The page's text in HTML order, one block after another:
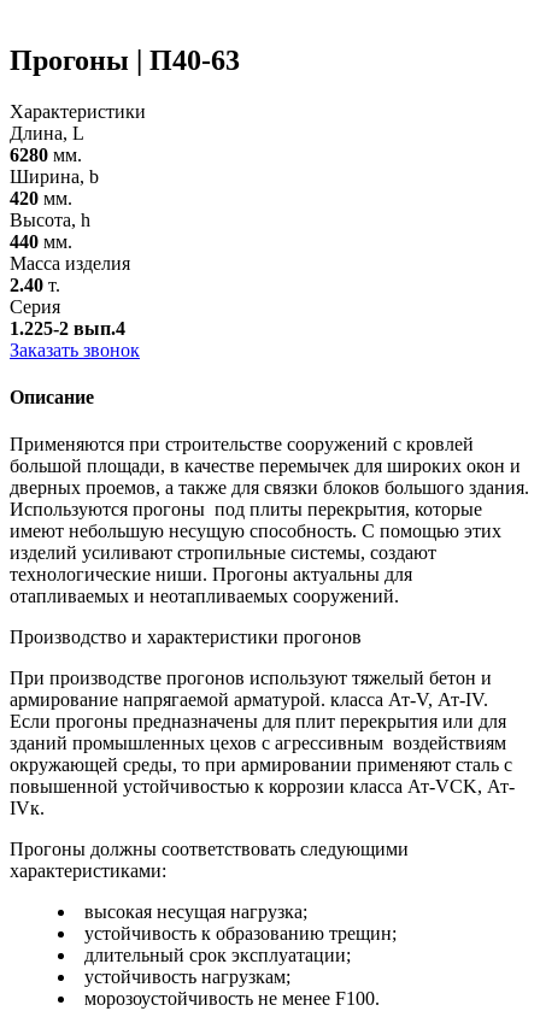
Прогоны | П40-63
Характеристики
Длина, L
6280 мм.
Ширина, b
420 мм.
Высота, h
440 мм.
Масса изделия
2.40 т.
Серия
1.225-2 вып.4
Заказать звонок
Описание
Применяются при строительстве сооружений с кровлей
большой площади, в качестве перемычек для широких окон и
дверных проемов, а также для связки блоков большого здания.
Используются прогоны под плиты перекрытия, которые
имеют небольшую несущую способность. С помощью этих
изделий усиливают стропильные системы, создают
технологические ниши. Прогоны актуальны для
отапливаемых и неотапливаемых сооружений.
Производство и характеристики прогонов
При производстве прогонов используют тяжелый бетон и
армирование напрягаемой арматурой. класса Ат-V, Ат-IV.
Если прогоны предназначены для плит перекрытия или для
зданий промышленных цехов с агрессивным воздействиям
окружающей среды, то при армировании применяют сталь с
повышенной устойчивостью к коррозии класса Ат-VCK, Ат-
IVк.
Прогоны должны соответствовать следующими
характеристиками:
высокая несущая нагрузка;
устойчивость к образованию трещин;
длительный срок эксплуатации;
устойчивость нагрузкам;
морозоустойчивость не менее F100.